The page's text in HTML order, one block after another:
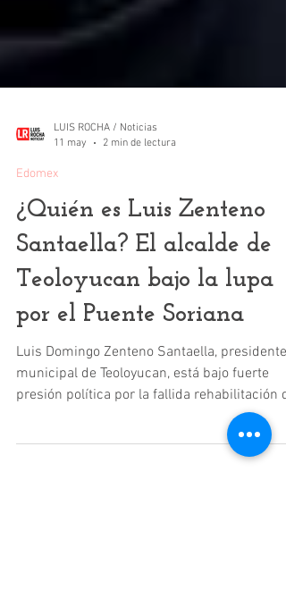
LUIS ROCHA / Noticias
11 may
2 min de lectura
Edomex
¿Quién es Luis Zenteno
Santaella? El alcalde de
Teoloyucan bajo la lupa
por el Puente Soriana
Luis Domingo Zenteno Santaella, presidente